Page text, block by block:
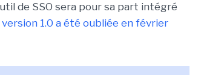
de SSO sera pour sa part intégré
1.0 a été oubliée en février